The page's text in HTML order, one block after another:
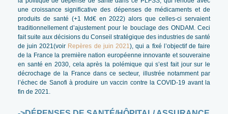
une croissance significative des dépenses de médicaments et de
produits de santé (+1 Md€ en 2022) alors que celles-ci servaient
traditionnellement d’ajustement pour le bouclage des ONDAM. Ceci
fait suite aux décisions du Conseil stratégique des industries de santé
de juin 2021(voir Repères de juin 2021), qui a fixé l’objectif de faire
de la France la première nation européenne innovante et souveraine
en santé en 2030, cela après la polémique qui s’est fait jour sur le
décrochage de la France dans ce secteur, illustrée notamment par
l’échec de Sanofi à produire un vaccin contre la COVID-19 avant la
fin de 2021.